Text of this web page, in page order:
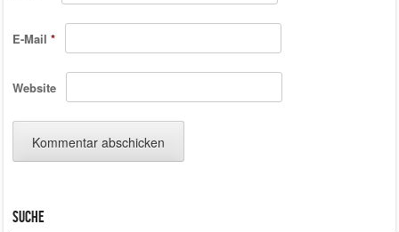
E-Mail *
Website
Suche